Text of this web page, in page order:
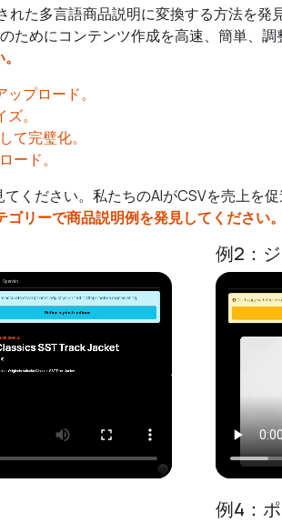
れた多言語商品説明に変換する方法を発
ためにコンテンツ作成を高速、簡単、調
プロード。
。
て完璧化。
ード。
ください。私たちのAIがCSVを売上を
ゴリーで商品説明例を発見してください。
例2：ジ
例4：ポ